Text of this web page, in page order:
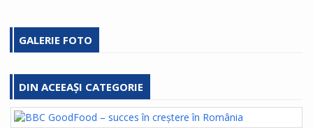
GALERIE FOTO
DIN ACEEAȘI CATEGORIE